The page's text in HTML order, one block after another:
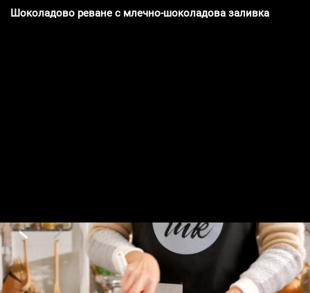
Шоколадово реване с млечно-шоколадова заливка